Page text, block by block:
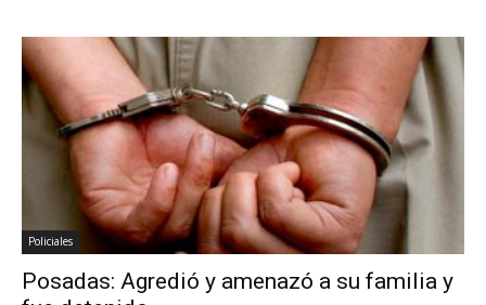
Policiales
Posadas: Agredió y amenazó a su familia y